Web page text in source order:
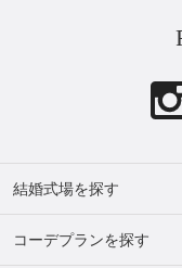
結婚式場を探す
コーデプランを探す